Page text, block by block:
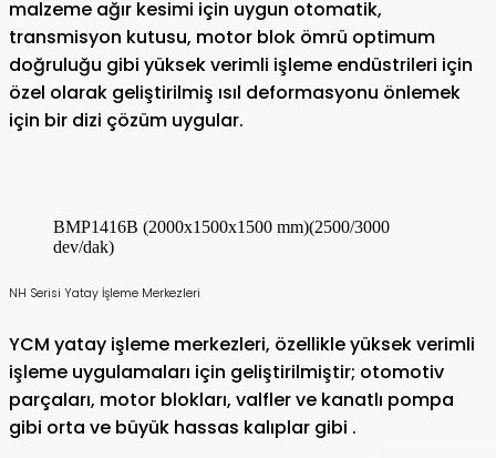
malzeme ağır kesimi için uygun otomatik,
transmisyon kutusu, motor blok ömrü optimum
doğruluğu gibi yüksek verimli işleme endüstrileri için
özel olarak geliştirilmiş ısıl deformasyonu önlemek
için bir dizi çözüm uygular.
BMP1416B (2000x1500x1500 mm)(2500/3000
dev/dak)
NH Serisi Yatay İşleme Merkezleri
YCM yatay işleme merkezleri, özellikle yüksek verimli
işleme uygulamaları için geliştirilmiştir; otomotiv
parçaları, motor blokları, valfler ve kanatlı pompa
gibi orta ve büyük hassas kalıplar gibi .